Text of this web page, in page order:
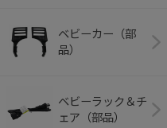
ベビーカー（部
品）
ベビーラック＆チ
ェア（部品）